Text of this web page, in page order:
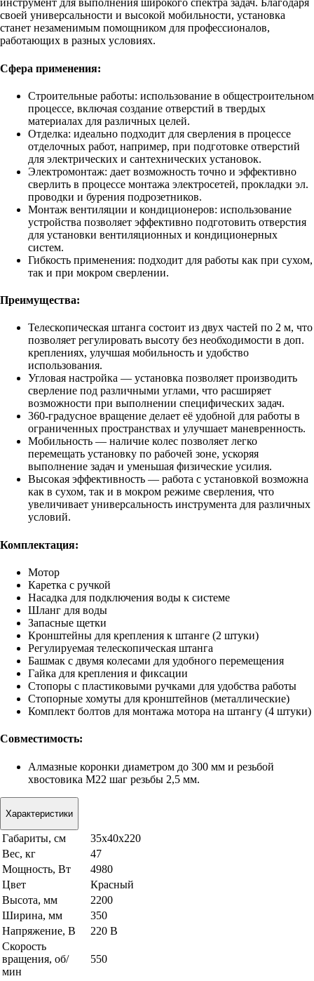
инструмент для выполнения широкого спектра задач. Благодаря
своей универсальности и высокой мобильности, установка
станет незаменимым помощником для профессионалов,
работающих в разных условиях.
Сфера применения:
Строительные работы: использование в общестроительном
процессе, включая создание отверстий в твердых
материалах для различных целей.
Отделка: идеально подходит для сверления в процессе
отделочных работ, например, при подготовке отверстий
для электрических и сантехнических установок.
Электромонтаж: дает возможность точно и эффективно
сверлить в процессе монтажа электросетей, прокладки эл.
проводки и бурения подрозетников.
Монтаж вентиляции и кондиционеров: использование
устройства позволяет эффективно подготовить отверстия
для установки вентиляционных и кондиционерных
систем.
Гибкость применения: подходит для работы как при сухом,
так и при мокром сверлении.
Преимущества:
Телескопическая штанга состоит из двух частей по 2 м, что
позволяет регулировать высоту без необходимости в доп.
креплениях, улучшая мобильность и удобство
использования.
Угловая настройка — установка позволяет производить
сверление под различными углами, что расширяет
возможности при выполнении специфических задач.
360-градусное вращение делает её удобной для работы в
ограниченных пространствах и улучшает маневренность.
Мобильность — наличие колес позволяет легко
перемещать установку по рабочей зоне, ускоряя
выполнение задач и уменьшая физические усилия.
Высокая эффективность — работа с установкой возможна
как в сухом, так и в мокром режиме сверления, что
увеличивает универсальность инструмента для различных
условий.
Комплектация:
Мотор
Каретка с ручкой
Насадка для подключения воды к системе
Шланг для воды
Запасные щетки
Кронштейны для крепления к штанге (2 штуки)
Регулируемая телескопическая штанга
Башмак с двумя колесами для удобного перемещения
Гайка для крепления и фиксации
Стопоры с пластиковыми ручками для удобства работы
Стопорные хомуты для кронштейнов (металлические)
Комплект болтов для монтажа мотора на штангу (4 штуки)
Совместимость:
Алмазные коронки диаметром до 300 мм и резьбой
хвостовика M22 шаг резьбы 2,5 мм.
Характеристики
Габариты, см
35x40x220
Вес, кг
47
Мощность, Вт
4980
Цвет
Красный
Высота, мм
2200
Ширина, мм
350
Напряжение, В
220 В
Скорость
вращения, об/
мин
550